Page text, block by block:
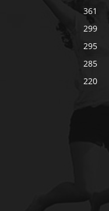
361
299
295
285
220